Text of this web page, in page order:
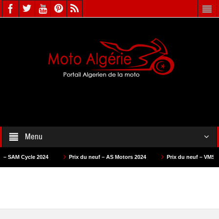
Menu
2024 Prix du neuf – AS Motors 2024 Prix du neuf – VMS 2024